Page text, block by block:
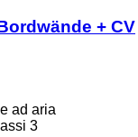
+ CV
ad aria
3